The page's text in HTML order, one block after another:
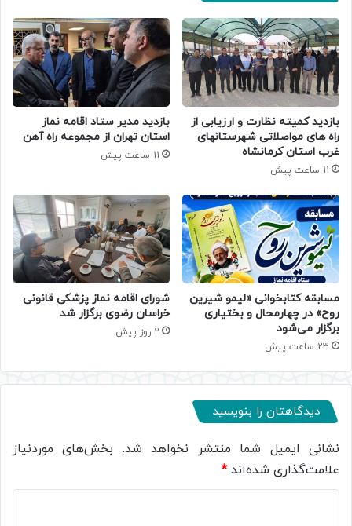
بازدید کمیته نظارت و ارزیابی از
راه های مواصلاتی شهرستانهای
غرب استان کرمانشاه
11 ساعت پیش
بازدید مدیر ستاد اقامه نماز
استان تهران از مجموعه راه آهن
11 ساعت پیش
مسابقه کتابخوانی «لیمو شیرین
روح» در چهارمحال و بختیاری
برگزار می‌شود
23 ساعت پیش
شورای اقامه نماز پزشکی قانونی
خراسان رضوی برگزار شد
2 روز پیش
دیدگاهتان را بنویسید
نشانی ایمیل شما منتشر نخواهد شد. بخش‌های موردنیاز
علامت‌گذاری شده‌اند*